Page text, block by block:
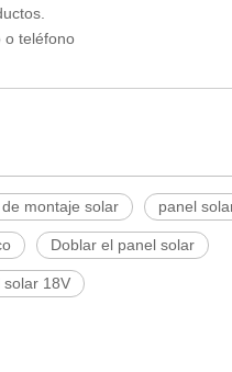
o teléfono
montaje solar panel
Doblar el panel solar
solar 18V